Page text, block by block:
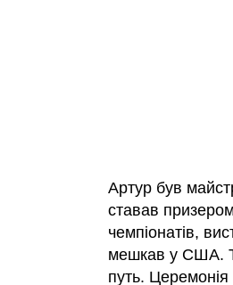
Артур був
ставав
чемпіонатів,
мешкав у США.
путь.